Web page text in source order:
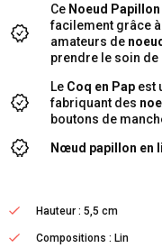
Ce Noeud Papillon
facilement grâce
amateurs de
prendre le soin
Le Coq en Pap est
fabriquant des
boutons de
Nœud papillon en
Hauteur : 5,5 cm
Compositions : Lin